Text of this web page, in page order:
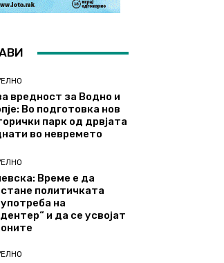
вредност за Водно и
Во подготовка нов
парк од дрвјата
во невремето
Време е да
политичката
на
и да се усвојат